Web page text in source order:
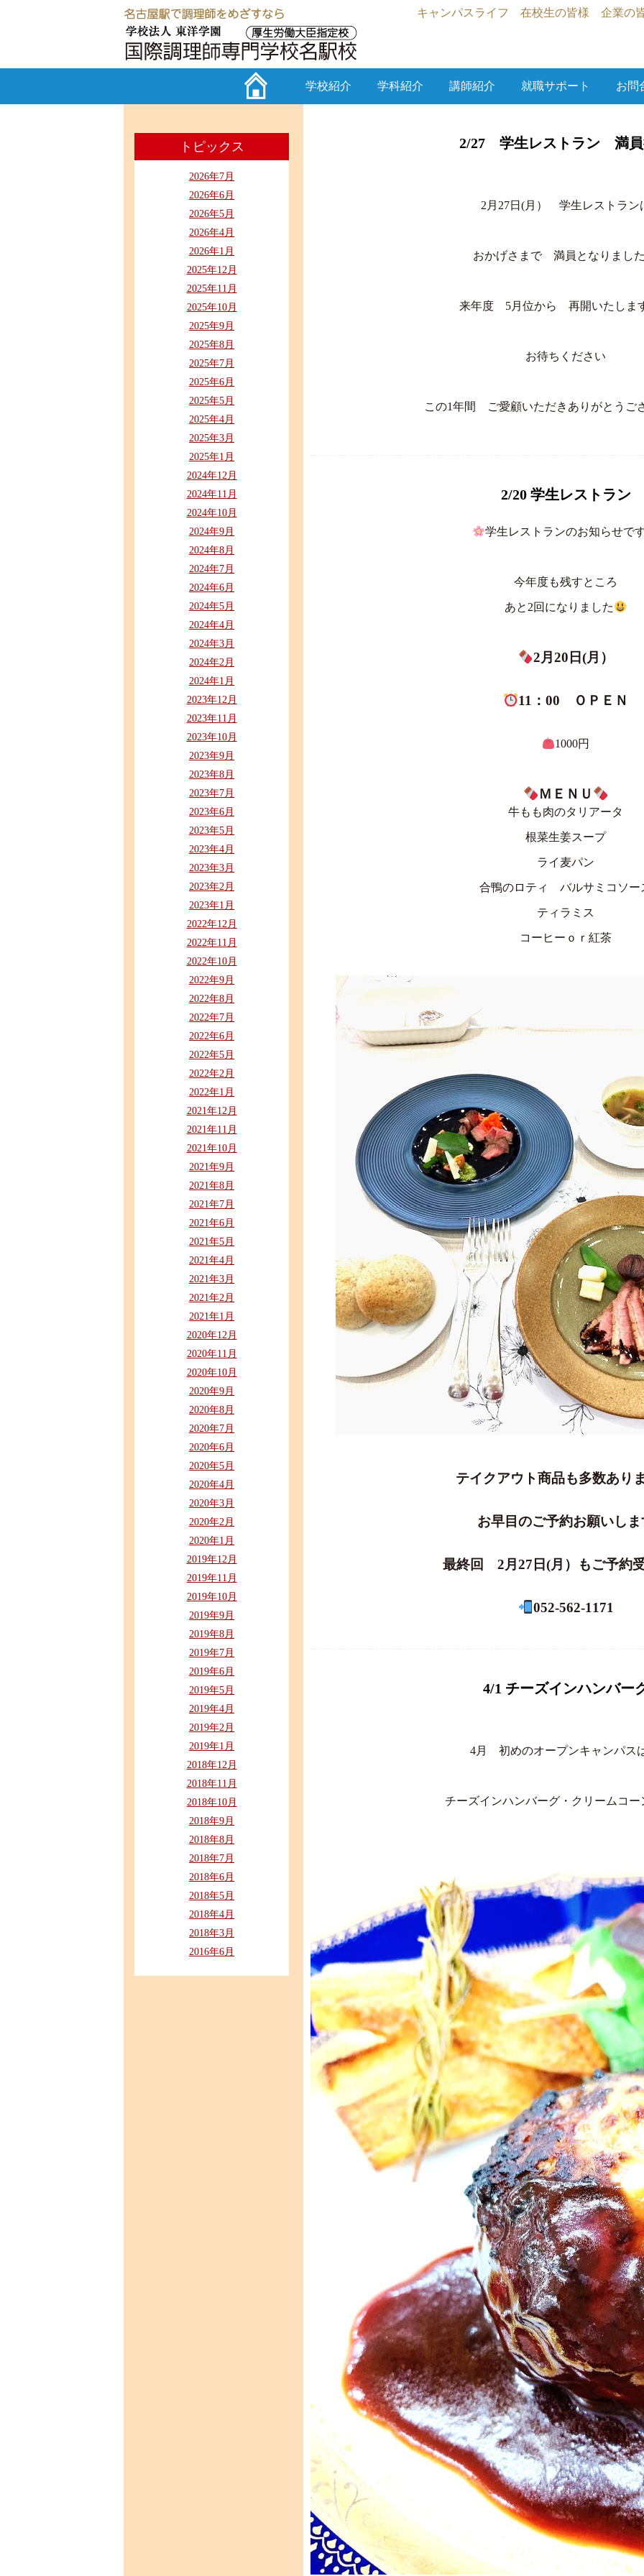
キャンパスライフ 在校生の皆様 企業の
学校紹介 学科紹介 講師紹介 就職サポート お問
トピックス
2026年7月
2026年6月
2026年5月
2026年4月
2026年1月
2025年12月
2025年11月
2025年10月
2025年9月
2025年8月
2025年7月
2025年6月
2025年5月
2025年4月
2025年3月
2025年1月
2024年12月
2024年11月
2024年10月
2024年9月
2024年8月
2024年7月
2024年6月
2024年5月
2024年4月
2024年3月
2024年2月
2024年1月
2023年12月
2023年11月
2023年10月
2023年9月
2023年8月
2023年7月
2023年6月
2023年5月
2023年4月
2023年3月
2023年2月
2023年1月
2022年12月
2022年11月
2022年10月
2022年9月
2022年8月
2022年7月
2022年6月
2022年5月
2022年2月
2022年1月
2021年12月
2021年11月
2021年10月
2021年9月
2021年8月
2021年7月
2021年6月
2021年5月
2021年4月
2021年3月
2021年2月
2021年1月
2020年12月
2020年11月
2020年10月
2020年9月
2020年8月
2020年7月
2020年6月
2020年5月
2020年4月
2020年3月
2020年2月
2020年1月
2019年12月
2019年11月
2019年10月
2019年9月
2019年8月
2019年7月
2019年6月
2019年5月
2019年4月
2019年2月
2019年1月
2018年12月
2018年11月
2018年10月
2018年9月
2018年8月
2018年7月
2018年6月
2018年5月
2018年4月
2018年3月
2016年6月
2/27 学生レストラン 満員
2月27日(月） 学生レストラン
おかげさまで 満員となりまし
来年度 5月位から 再開いたしま
お待ちください
この1年間 ご愛顧いただきありがとうご
2/20 学生レストラン
学生レストランのお知らせで
今年度も残すところ
あと2回になりました
2月20日(月）
11：00 ＯＰＥＮ
1000円
ＭＥＮＵ
牛もも肉のタリアータ
根菜生姜スープ
ライ麦パン
合鴨のロティ バルサミコソー
ティラミス
コーヒーｏｒ紅茶
テイクアウト商品も多数あり
お早目のご予約お願いしま
最終回 2月27日(月）もご予約
052-562-1171
4/1 チーズインハンバー
4月 初めのオープンキャンパス
チーズインハンバーグ・クリームコー